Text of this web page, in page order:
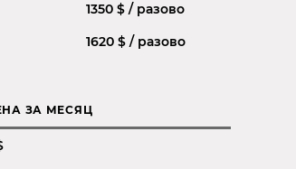
1350 $ / разово
1620 $ / разово
ЗА МЕСЯЦ